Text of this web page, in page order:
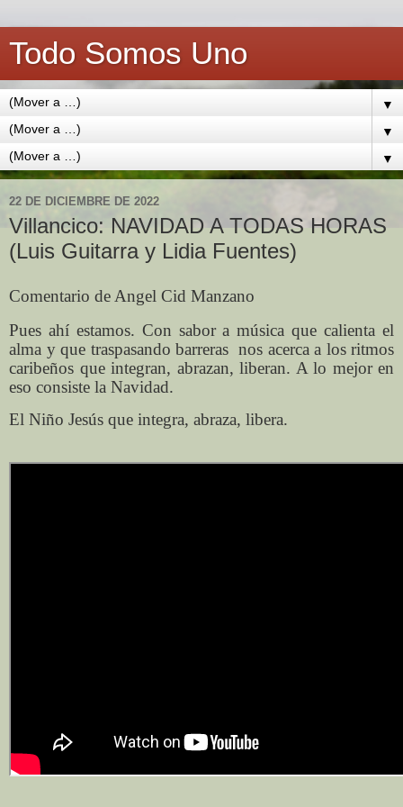
Todo Somos Uno
▼
▼
▼
22 DE DICIEMBRE DE 2022
Villancico: NAVIDAD A TODAS HORAS
(Luis Guitarra y Lidia Fuentes)
Comentario de Angel Cid Manzano
Pues ahí estamos. Con sabor a música que calienta el
alma y que traspasando barreras nos acerca a los ritmos
caribeños que integran, abrazan, liberan. A lo mejor en
eso consiste la Navidad.
El Niño Jesús que integra, abraza, libera.